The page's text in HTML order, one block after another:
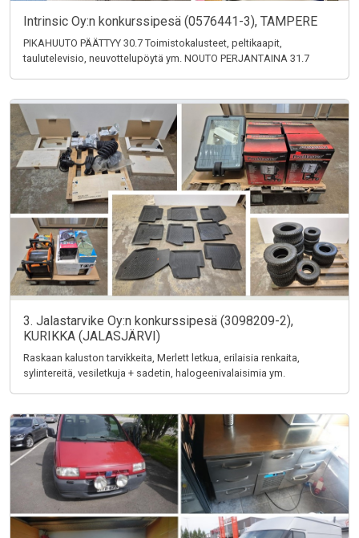
Intrinsic Oy:n konkurssipesä (0576441-3), TAMPERE
PIKAHUUTO PÄÄTTYY 30.7 Toimistokalusteet, peltikaapit,
taulutelevisio, neuvottelupöytä ym. NOUTO PERJANTAINA 31.7
3. Jalastarvike Oy:n konkurssipesä (3098209-2),
KURIKKA (JALASJÄRVI)
Raskaan kaluston tarvikkeita, Merlett letkua, erilaisia renkaita,
sylintereitä, vesiletkuja + sadetin, halogeenivalaisimia ym.